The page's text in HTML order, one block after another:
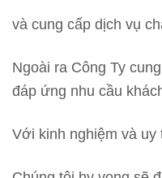
và cung cấp dịch vụ
Ngoài ra Công Ty
đáp ứng nhu cầu
Với kinh nghiệm và uy